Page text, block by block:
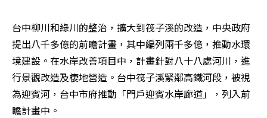
台中柳川和綠川的整治，擴大到筏子溪的改造，中央政府
提出八千多億的前瞻計畫，其中編列兩千多億，推動水環
境建設。在水岸改善項目中，計畫針對八十八處河川，進
行景觀改造及棲地營造。台中筏子溪緊鄰高鐵河段，被視
為迎賓河，台中市府推動「門戶迎賓水岸廊道」，列入前
瞻計畫中。